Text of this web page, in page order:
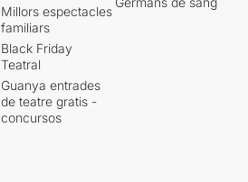
Millors espectacles
familiars
Black Friday
Teatral
Guanya entrades
de teatre gratis -
concursos